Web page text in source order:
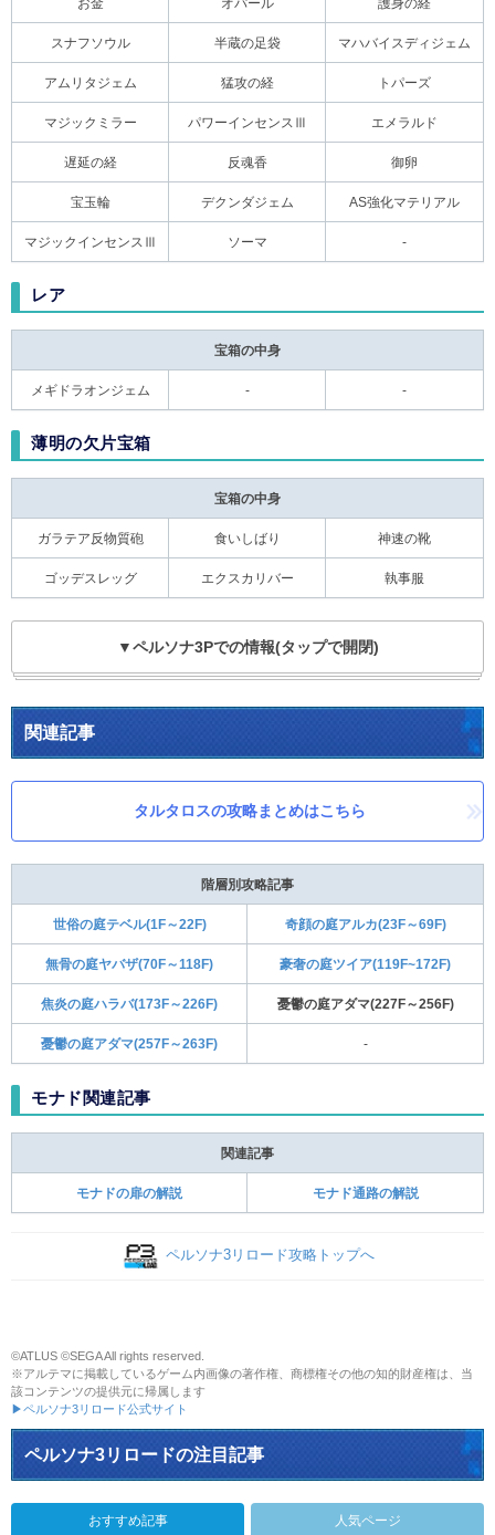
お金 オパール 護身の経
スナフソウル 半蔵の足袋 マハバイスディジェム
アムリタジェム 猛攻の経 トパーズ
マジックミラー パワーインセンスⅢ エメラルド
遅延の経 反魂香 御卵
宝玉輪 デクンダジェム AS強化マテリアル
マジックインセンスⅢ ソーマ -
レア
宝箱の中身
メギドラオンジェム - -
薄明の欠片宝箱
宝箱の中身
ガラテア反物質砲 食いしばり 神速の靴
ゴッデスレッグ エクスカリバー 執事服
▼ペルソナ3Pでの情報(タップで開閉)
関連記事
タルタロスの攻略まとめはこちら
階層別攻略記事
世俗の庭テベル(1F～22F) 奇顔の庭アルカ(23F～69F)
無骨の庭ヤバザ(70F～118F) 豪奢の庭ツイア(119F~172F)
焦炎の庭ハラバ(173F～226F) 憂鬱の庭アダマ(227F～256F)
憂鬱の庭アダマ(257F～263F) -
モナド関連記事
関連記事
モナドの扉の解説 モナド通路の解説
ペルソナ3リロード攻略トップへ
©ATLUS ©SEGA All rights reserved.
※アルテマに掲載しているゲーム内画像の著作権、商標権その他の知的財産権は、当
該コンテンツの提供元に帰属します
▶ペルソナ3リロード公式サイト
ペルソナ3リロードの注目記事
おすすめ記事 人気ページ